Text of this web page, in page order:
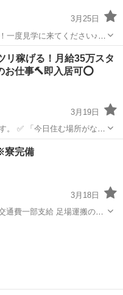
3月25日
一度見学に来てください♪◆
物を使って空間をデザイン
理 業務
リ稼げる！月給35万スタ
お仕事🔨即入居可⭕️
3月19日
がな
明日日払いが欲しい」 ✅
寮完備
3月18日
費一部支給 足場運搬のド